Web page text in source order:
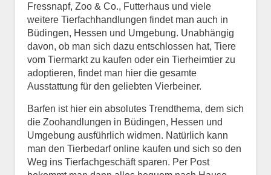
Fressnapf, Zoo & Co., Futterhaus und viele
weitere Tierfachhandlungen findet man auch in
Büdingen, Hessen und Umgebung. Unabhängig
davon, ob man sich dazu entschlossen hat, Tiere
vom Tiermarkt zu kaufen oder ein Tierheimtier zu
adoptieren, findet man hier die gesamte
Ausstattung für den geliebten Vierbeiner.
Barfen ist hier ein absolutes Trendthema, dem sich
die Zoohandlungen in Büdingen, Hessen und
Umgebung ausführlich widmen. Natürlich kann
man den Tierbedarf online kaufen und sich so den
Weg ins Tierfachgeschäft sparen. Per Post